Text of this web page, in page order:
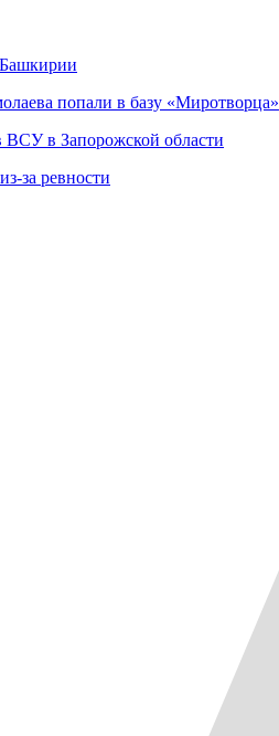
попали в базу «Миротворца»
ВСУ в Запорожской области
за ревности